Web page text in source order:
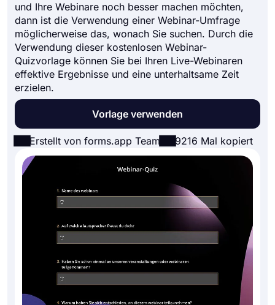
und Ihre Webinare noch besser machen möchten,
dann ist die Verwendung einer Webinar-Umfrage
möglicherweise das, wonach Sie suchen. Durch die
Verwendung dieser kostenlosen Webinar-
Quizvorlage können Sie bei Ihren Live-Webinaren
effektive Ergebnisse und eine unterhaltsame Zeit
erzielen.
Vorlage verwenden
Erstellt von forms.app Team 9216 Mal kopiert